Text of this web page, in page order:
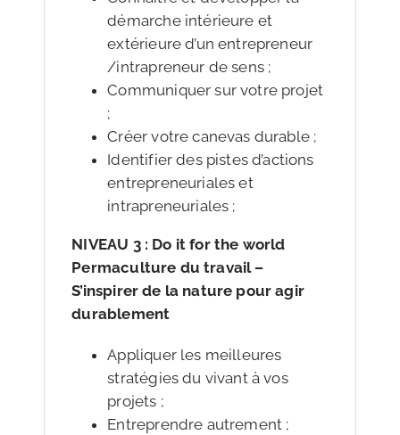
démarche intérieure et
extérieure d’un entrepreneur
/intrapreneur de sens ;
Communiquer sur votre projet
;
Créer votre canevas durable ;
Identifier des pistes d’actions
entrepreneuriales et
intrapreneuriales ;
NIVEAU 3 : Do it for the world
Permaculture du travail –
S’inspirer de la nature pour agir
durablement
Appliquer les meilleures
stratégies du vivant à vos
projets ;
Entreprendre autrement ;